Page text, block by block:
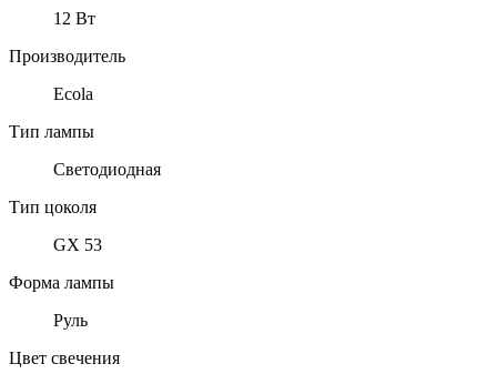
12 Вт
Производитель
Ecola
Тип лампы
Светодиодная
Тип цоколя
GX 53
Форма лампы
Руль
Цвет свечения